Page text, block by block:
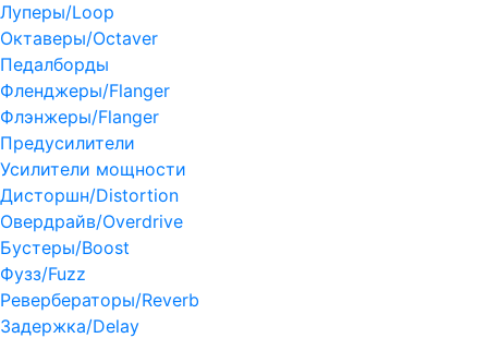
Луперы/Loop
Октаверы/Octaver
Педалборды
Фленджеры/Flanger
Флэнжеры/Flanger
Предусилители
Усилители мощности
Дисторшн/Distortion
Овердрайв/Overdrive
Бустеры/Boost
Фузз/Fuzz
Ревербераторы/Reverb
Задержка/Delay